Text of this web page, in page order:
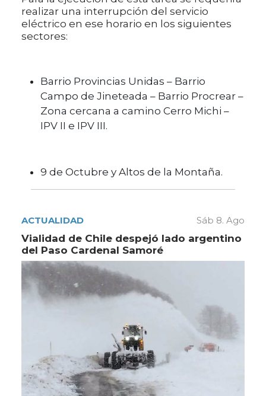
realizar una interrupción del servicio
eléctrico en ese horario en los siguientes
sectores:
Barrio Provincias Unidas – Barrio
Campo de Jineteada – Barrio Procrear –
Zona cercana a camino Cerro Michi –
IPV II e IPV III.
9 de Octubre y Altos de la Montaña.
ACTUALIDAD Sáb 8. Ago
Vialidad de Chile despejó lado argentino
del Paso Cardenal Samoré